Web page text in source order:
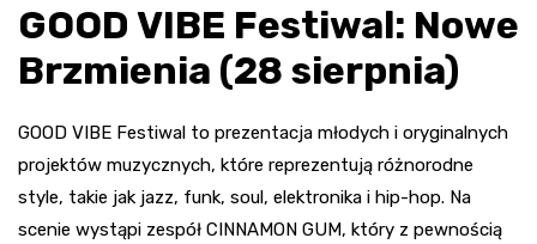
GOOD VIBE Festiwal: Nowe
Brzmienia (28 sierpnia)
GOOD VIBE Festiwal to prezentacja młodych i oryginalnych
projektów muzycznych, które reprezentują różnorodne
style, takie jak jazz, funk, soul, elektronika i hip-hop. Na
scenie wystąpi zespół CINNAMON GUM, który z pewnością